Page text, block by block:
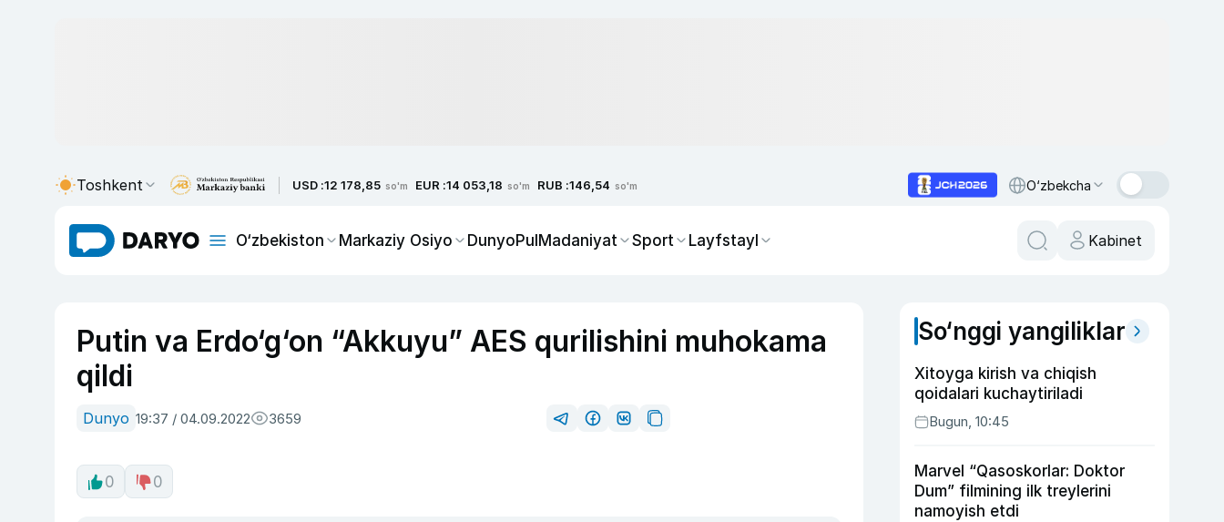
Toshkent USD :12 178,85 so'm EUR :14 053,18 so'm RUB :146,54 so'm O‘zbekcha
O‘zbekiston Markaziy Osiyo DunyoPulMadaniyat Sport Layfstayl Kabinet
Putin va Erdo‘g‘on “Akkuyu” AES qurilishini muhokama
qildi
Dunyo 19:37 / 04.09.2022 3659
0 0
So‘nggi yangiliklar
Xitoyga kirish va chiqish
qoidalari kuchaytiriladi
Bugun, 10:45
Marvel “Qasoskorlar: Doktor
Dum” filmining ilk treylerini
namoyish etdi